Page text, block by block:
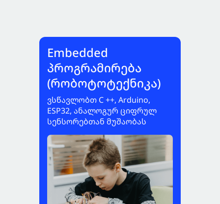
Embedded
პროგრამირება
(რობოტოტექნიკა)
ვსწავლობთ C ++, Arduino,
ESP32, ანალოგურ ციფრულ
სენსორებთან მუშაობას